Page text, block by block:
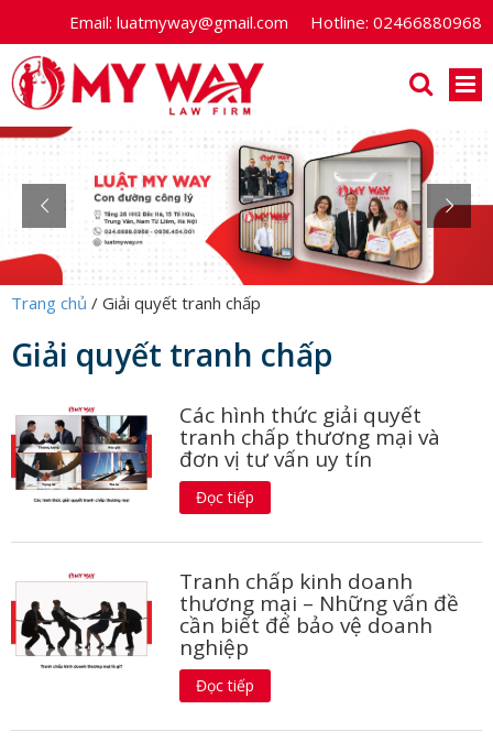
Email: luatmyway@gmail.com Hotline: 02466880968
Trang chủ / Giải quyết tranh chấp
Giải quyết tranh chấp
Các hình thức giải quyết
tranh chấp thương mại và
đơn vị tư vấn uy tín
Đọc tiếp
Tranh chấp kinh doanh
thương mại – Những vấn đề
cần biết để bảo vệ doanh
nghiệp
Đọc tiếp